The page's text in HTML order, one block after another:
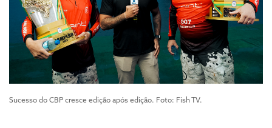
Sucesso do CBP cresce edição após edição. Foto: Fish TV.